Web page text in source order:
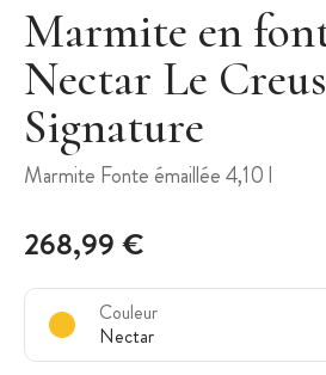
Marmite en
Nectar Le
Signature
Marmite Fonte émaillée 4,10 l
268,99 €
Couleur
Nectar